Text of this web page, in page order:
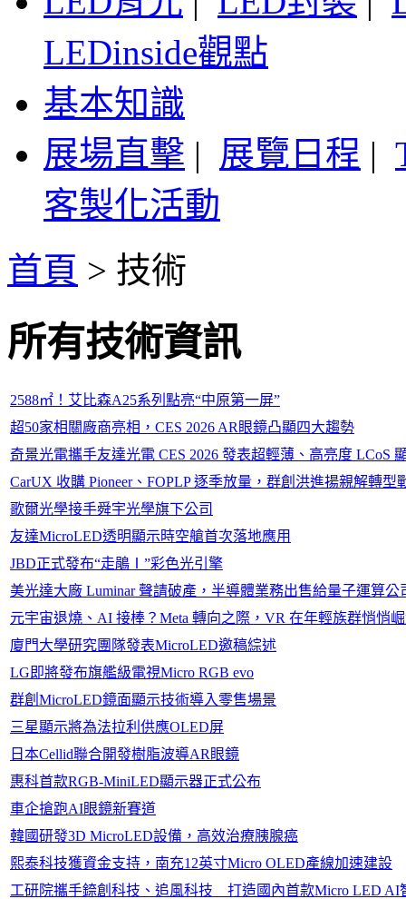
LEDinside觀點
基本知識
展場直擊 | 展覽日程 |
客製化活動
首頁 > 技術
所有技術資訊
2588㎡！艾比森A25系列點亮“中原第一屏”
超50家相關廠商亮相，CES 2026 AR眼鏡凸顯四大趨勢
奇景光電攜手友達光電 CES 2026 發表超輕薄、高亮度 LCoS
CarUX 收購 Pioneer、FOPLP 逐季放量，群創洪進揚親解轉型
歌爾光學接手舜宇光學旗下公司
友達MicroLED透明顯示時空艙首次落地應用
JBD正式發布“走鵑Ⅰ”彩色光引擎
美光達大廠 Luminar 聲請破產，半導體業務出售給量子運算公
元宇宙退燒、AI 接棒？Meta 轉向之際，VR 在年輕族群悄悄
廈門大學研究團隊發表MicroLED邀稿綜述
LG即將發布旗艦級電視Micro RGB evo
群創MicroLED鏡面顯示技術導入零售場景
三星顯示將為法拉利供應OLED屏
日本Cellid聯合開發樹脂波導AR眼鏡
惠科首款RGB-MiniLED顯示器正式公布
車企搶跑AI眼鏡新賽道
韓國研發3D MicroLED設備，高效治療胰腺癌
熙泰科技獲資金支持，南充12英寸Micro OLED產線加速建設
工研院攜手錼創科技、追風科技 打造國內首款Micro LED AI